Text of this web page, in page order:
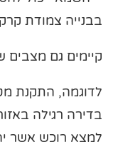
בבנייה צמודת
קיימים גם
בדירה רגילה
למצא רוכש אשר